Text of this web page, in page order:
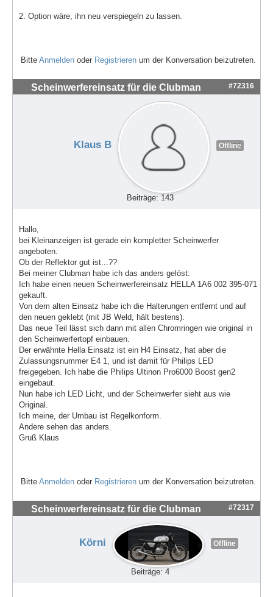
2. Option wäre, ihn neu verspiegeln zu lassen.
Bitte Anmelden oder Registrieren um der Konversation beizutreten.
Scheinwerfereinsatz für die Clubman #72316
Klaus B Offline
Beiträge: 143
Hallo,
bei Kleinanzeigen ist gerade ein kompletter Scheinwerfer
angeboten.
Ob der Reflektor gut ist...??
Bei meiner Clubman habe ich das anders gelöst:
Ich habe einen neuen Scheinwerfereinsatz HELLA 1A6 002 395-071
gekauft.
Von dem alten Einsatz habe ich die Halterungen entfernt und auf
den neuen geklebt (mit JB Weld, hält bestens).
Das neue Teil lässt sich dann mit allen Chromringen wie original in
den Scheinwerfertopf einbauen.
Der erwähnte Hella Einsatz ist ein H4 Einsatz, hat aber die
Zulassungsnummer E4 1, und ist damit für Philips LED
freigegeben. Ich habe die Philips Ultinon Pro6000 Boost gen2
eingebaut.
Nun habe ich LED Licht, und der Scheinwerfer sieht aus wie
Original.
Ich meine, der Umbau ist Regelkonform.
Andere sehen das anders.
Gruß Klaus
Bitte Anmelden oder Registrieren um der Konversation beizutreten.
Scheinwerfereinsatz für die Clubman #72317
Körni Offline
Beiträge: 4